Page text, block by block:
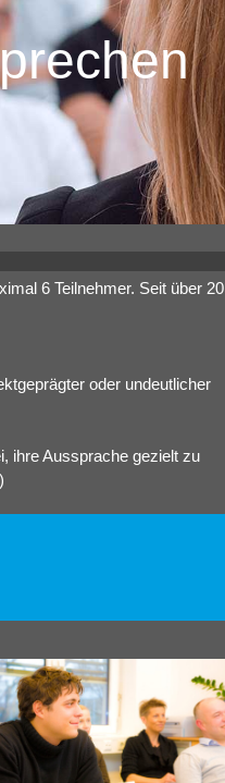
klare
6 Teilnehmer. Seit über 20
oder undeutlicher
ihre Aussprache gezielt zu